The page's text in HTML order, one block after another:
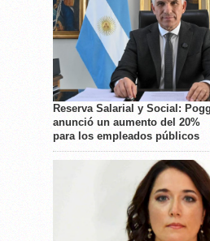
Reserva Salarial y Social:
anunció un aumento del 20%
para los empleados públicos